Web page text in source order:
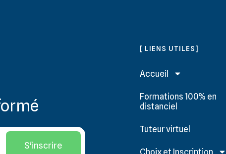
S'inscrire
[ LIENS UTILES]
Accueil
Formations 100% en
distanciel
Tuteur virtuel
Choix et Inscription